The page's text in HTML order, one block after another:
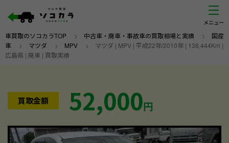
車買取のソコカラTOP > 中古車・廃車・事故車の買取相場と実績 > 国産
車 > マツダ > MPV > マツダ | MPV | 平成22年/2010年 | 138,444Km |
広島県 | 廃車 | 買取実績
買取金額 52,000円